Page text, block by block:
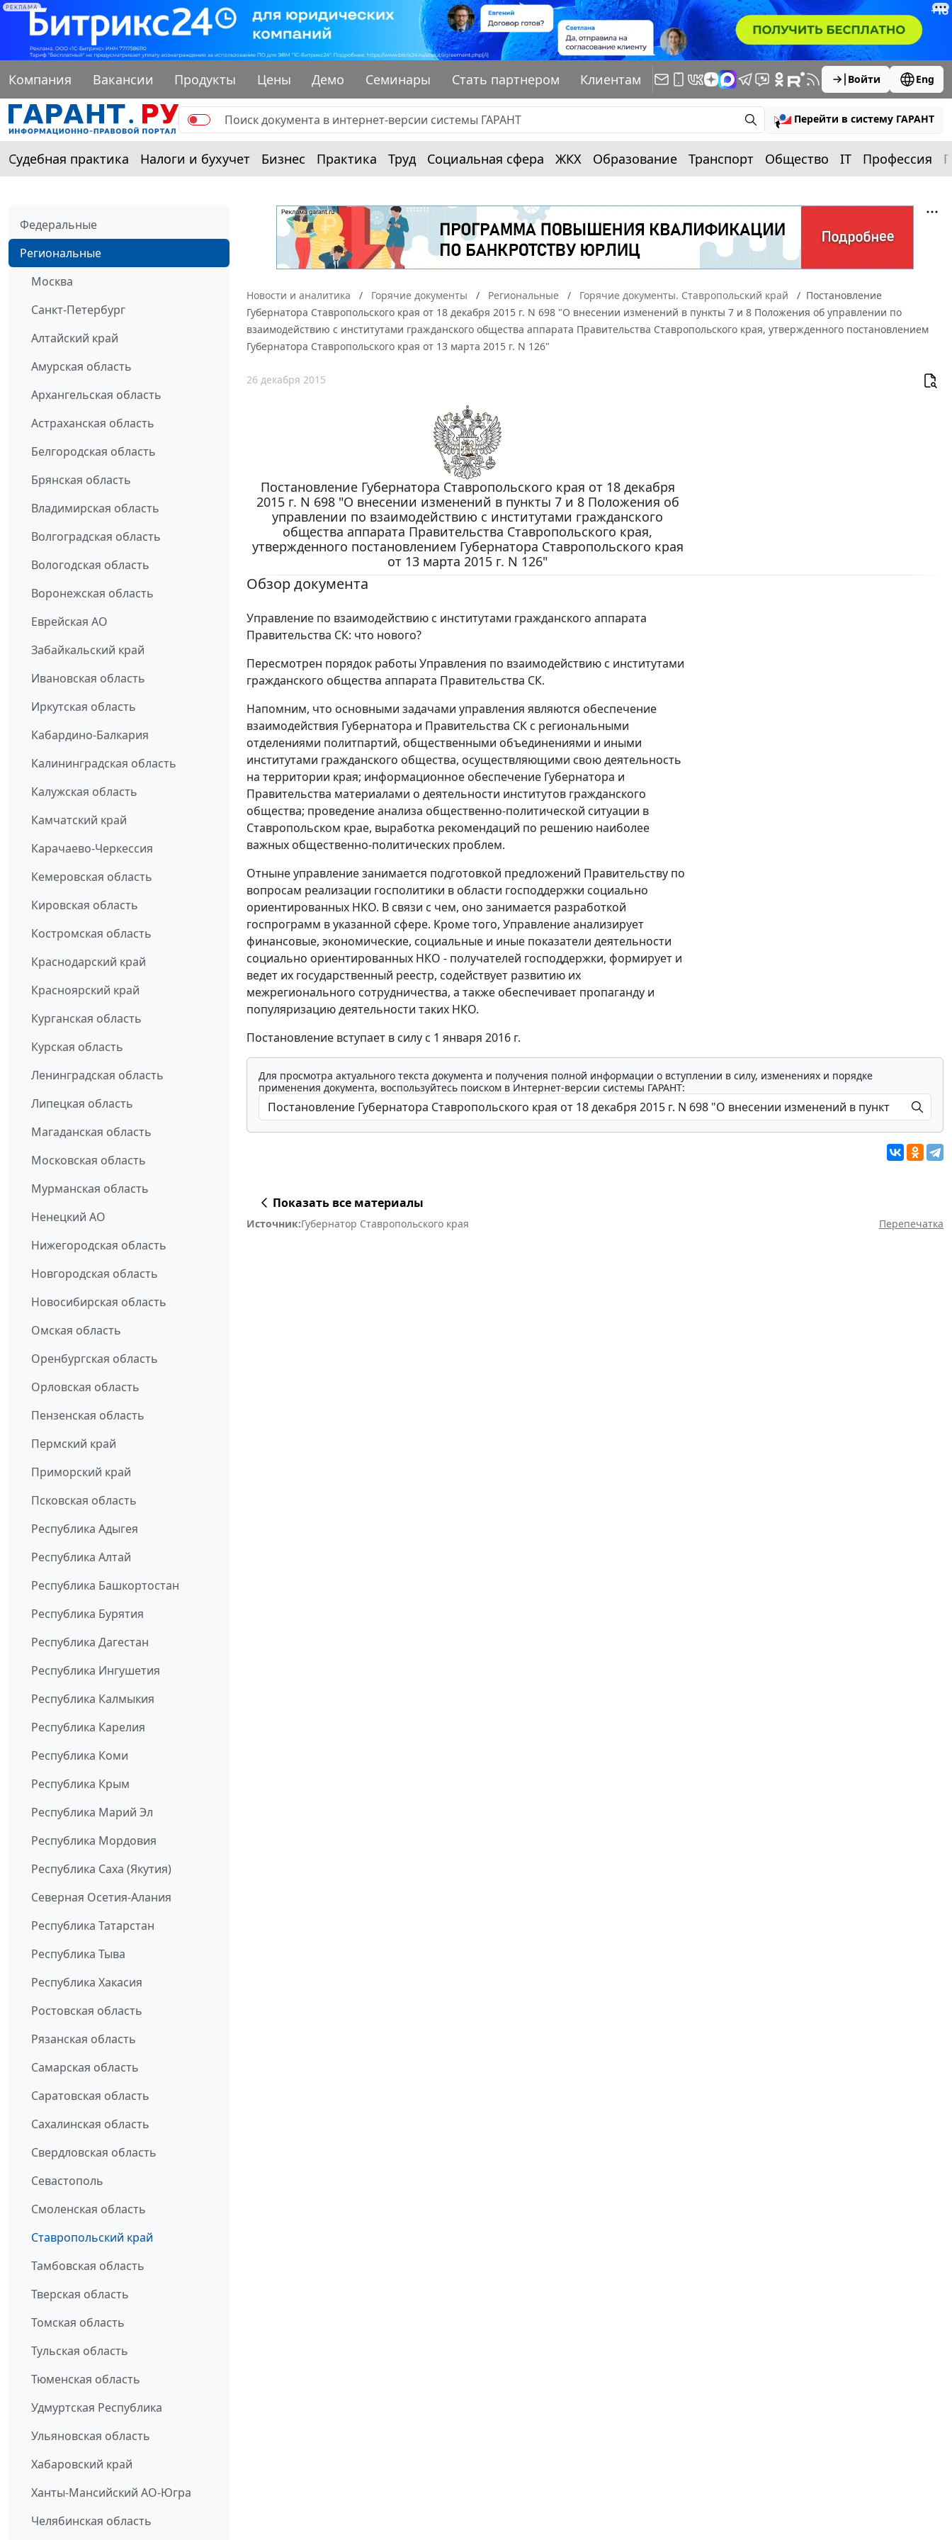
РЕКЛАМА
Компания Вакансии Продукты Цены Демо Семинары Стать партнером Клиентам Войти Eng
Перейти в систему ГАРАНТ
Судебная практика Налоги и бухучет Бизнес Практика Труд Социальная сфера ЖКХ Образование Транспорт Общество IT Профессия
Федеральные
Региональные
Москва
Санкт-Петербург
Алтайский край
Амурская область
Архангельская область
Астраханская область
Белгородская область
Брянская область
Владимирская область
Волгоградская область
Вологодская область
Воронежская область
Еврейская АО
Забайкальский край
Ивановская область
Иркутская область
Кабардино-Балкария
Калининградская область
Калужская область
Камчатский край
Карачаево-Черкессия
Кемеровская область
Кировская область
Костромская область
Краснодарский край
Красноярский край
Курганская область
Курская область
Ленинградская область
Липецкая область
Магаданская область
Московская область
Мурманская область
Ненецкий АО
Нижегородская область
Новгородская область
Новосибирская область
Омская область
Оренбургская область
Орловская область
Пензенская область
Пермский край
Приморский край
Псковская область
Республика Адыгея
Республика Алтай
Республика Башкортостан
Республика Бурятия
Республика Дагестан
Республика Ингушетия
Республика Калмыкия
Республика Карелия
Республика Коми
Республика Крым
Республика Марий Эл
Республика Мордовия
Республика Саха (Якутия)
Северная Осетия-Алания
Республика Татарстан
Республика Тыва
Республика Хакасия
Ростовская область
Рязанская область
Самарская область
Саратовская область
Сахалинская область
Свердловская область
Севастополь
Смоленская область
Ставропольский край
Тамбовская область
Тверская область
Томская область
Тульская область
Тюменская область
Удмуртская Республика
Ульяновская область
Хабаровский край
Ханты-Мансийский АО-Югра
Челябинская область
Новости и аналитика Горячие документы Региональные Горячие документы. Ставропольский край
Постановление
Губернатора Ставропольского края от 18 декабря 2015 г. N 698 "О внесении изменений в пункты 7 и 8 Положения об управлении по
взаимодействию с институтами гражданского общества аппарата Правительства Ставропольского края, утвержденного постановлением
Губернатора Ставропольского края от 13 марта 2015 г. N 126"
26 декабря 2015
Постановление Губернатора Ставропольского края от 18 декабря
2015 г. N 698 "О внесении изменений в пункты 7 и 8 Положения об
управлении по взаимодействию с институтами гражданского
общества аппарата Правительства Ставропольского края,
утвержденного постановлением Губернатора Ставропольского края
от 13 марта 2015 г. N 126"
Обзор документа
Управление по взаимодействию с институтами гражданского аппарата
Правительства СК: что нового?
Пересмотрен порядок работы Управления по взаимодействию с институтами
гражданского общества аппарата Правительства СК.
Напомним, что основными задачами управления являются обеспечение
взаимодействия Губернатора и Правительства СК с региональными
отделениями политпартий, общественными объединениями и иными
институтами гражданского общества, осуществляющими свою деятельность
на территории края; информационное обеспечение Губернатора и
Правительства материалами о деятельности институтов гражданского
общества; проведение анализа общественно-политической ситуации в
Ставропольском крае, выработка рекомендаций по решению наиболее
важных общественно-политических проблем.
Отныне управление занимается подготовкой предложений Правительству по
вопросам реализации госполитики в области господдержки социально
ориентированных НКО. В связи с чем, оно занимается разработкой
госпрограмм в указанной сфере. Кроме того, Управление анализирует
финансовые, экономические, социальные и иные показатели деятельности
социально ориентированных НКО - получателей господдержки, формирует и
ведет их государственный реестр, содействует развитию их
межрегионального сотрудничества, а также обеспечивает пропаганду и
популяризацию деятельности таких НКО.
Постановление вступает в силу с 1 января 2016 г.
Для просмотра актуального текста документа и получения полной информации о вступлении в силу, изменениях и порядке
применения документа, воспользуйтесь поиском в Интернет-версии системы ГАРАНТ:
Показать все материалы
Источник:Губернатор Ставропольского края Перепечатка